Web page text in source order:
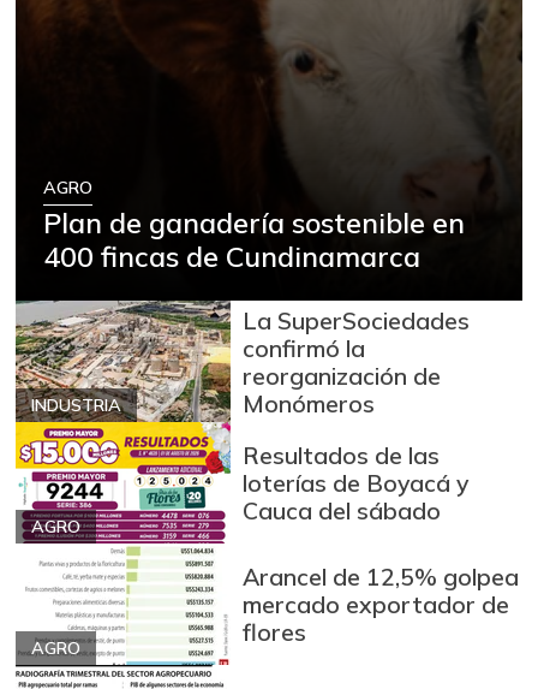
AGRO
Plan de ganadería sostenible en
400 fincas de Cundinamarca
INDUSTRIA
La SuperSociedades
confirmó la
reorganización de
Monómeros
AGRO
Resultados de las
loterías de Boyacá y
Cauca del sábado
AGRO
Arancel de 12,5% golpea
mercado exportador de
flores